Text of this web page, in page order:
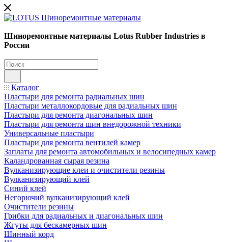
Шиноремонтные материалы Lotus Rubber Industries в
России
Каталог
Пластыри для ремонта радиальных шин
Пластыри металлокордовые для радиальных шин
Пластыри для ремонта диагональных шин
Пластыри для ремонта шин внедорожной техники
Универсальные пластыри
Пластыри для ремонта вентилей камер
Заплаты для ремонта автомобильных и велосипедных камер
Каландрованная сырая резина
Вулканизирующие клеи и очистители резины
Вулканизирующий клей
Синий клей
Негорючий вулканизирующий клей
Очистители резины
Грибки для радиальных и диагональных шин
Жгуты для бескамерных шин
Шинный корд